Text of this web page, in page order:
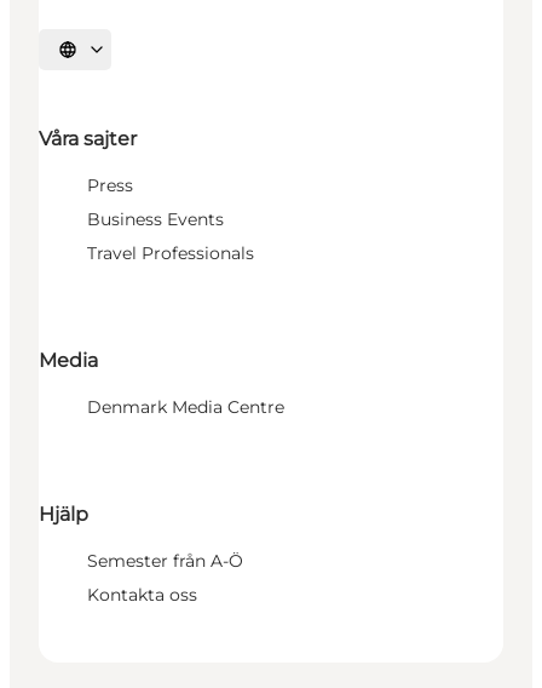
Välj språk
Våra sajter
Press
Business Events
Travel Professionals
Media
Denmark Media Centre
Hjälp
Semester från A-Ö
Kontakta oss